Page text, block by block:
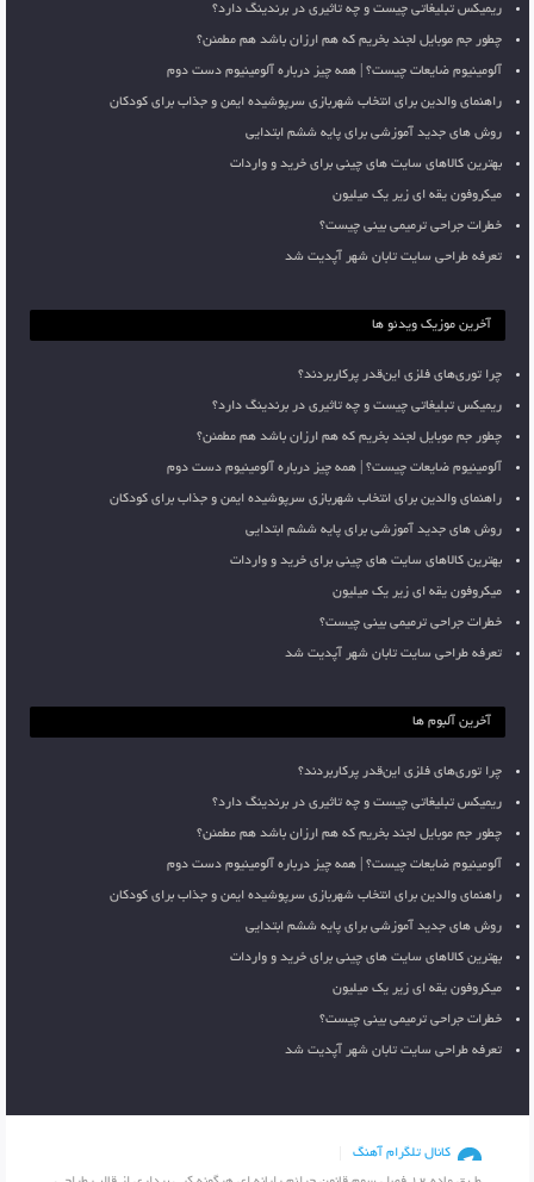
ریمیکس تبلیغاتی چیست و چه تاثیری در برندینگ دارد؟
چطور جم موبایل لجند بخریم که هم ارزان باشد هم مطمئن؟
آلومینیوم ضایعات چیست؟ | همه چیز درباره آلومینیوم دست دوم
راهنمای والدین برای انتخاب شهربازی سرپوشیده ایمن و جذاب برای کودکان
روش های جدید آموزشی برای پایه ششم ابتدایی
بهترین کالاهای سایت های چینی برای خرید و واردات
میکروفون یقه ای زیر یک میلیون
خطرات جراحی ترمیمی بینی چیست؟
تعرفه طراحی سایت تابان شهر آپدیت شد
آخرین موزیک ویدئو ها
چرا توری‌های فلزی این‌قدر پرکاربردند؟
ریمیکس تبلیغاتی چیست و چه تاثیری در برندینگ دارد؟
چطور جم موبایل لجند بخریم که هم ارزان باشد هم مطمئن؟
آلومینیوم ضایعات چیست؟ | همه چیز درباره آلومینیوم دست دوم
راهنمای والدین برای انتخاب شهربازی سرپوشیده ایمن و جذاب برای کودکان
روش های جدید آموزشی برای پایه ششم ابتدایی
بهترین کالاهای سایت های چینی برای خرید و واردات
میکروفون یقه ای زیر یک میلیون
خطرات جراحی ترمیمی بینی چیست؟
تعرفه طراحی سایت تابان شهر آپدیت شد
آخرین آلبوم ها
چرا توری‌های فلزی این‌قدر پرکاربردند؟
ریمیکس تبلیغاتی چیست و چه تاثیری در برندینگ دارد؟
چطور جم موبایل لجند بخریم که هم ارزان باشد هم مطمئن؟
آلومینیوم ضایعات چیست؟ | همه چیز درباره آلومینیوم دست دوم
راهنمای والدین برای انتخاب شهربازی سرپوشیده ایمن و جذاب برای کودکان
روش های جدید آموزشی برای پایه ششم ابتدایی
بهترین کالاهای سایت های چینی برای خرید و واردات
میکروفون یقه ای زیر یک میلیون
خطرات جراحی ترمیمی بینی چیست؟
تعرفه طراحی سایت تابان شهر آپدیت شد
کانال تلگرام آهنگ